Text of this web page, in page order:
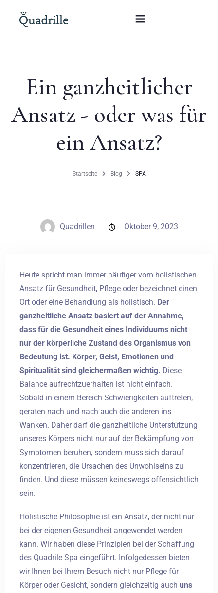
Hotel für Erwachsene
Zimmer
Pakete
PL
Ein ganzheitlicher
Ansatz - oder was für
ein Ansatz?
Startseite Blog SPA
Quadrillen Oktober 9, 2023
Heute spricht man immer häufiger vom holistischen
Ansatz für Gesundheit, Pflege oder bezeichnet einen
Ort oder eine Behandlung als holistisch. Der
ganzheitliche Ansatz basiert auf der Annahme,
dass für die Gesundheit eines Individuums nicht
nur der körperliche Zustand des Organismus von
Bedeutung ist. Körper, Geist, Emotionen und
Spiritualität sind gleichermaßen wichtig. Diese
Balance aufrechtzuerhalten ist nicht einfach.
Sobald in einem Bereich Schwierigkeiten auftreten,
geraten nach und nach auch die anderen ins
Wanken. Daher darf die ganzheitliche Unterstützung
unseres Körpers nicht nur auf der Bekämpfung von
Symptomen beruhen, sondern muss sich darauf
konzentrieren, die Ursachen des Unwohlseins zu
finden. Und diese müssen keineswegs offensichtlich
sein.
Holistische Philosophie ist ein Ansatz, der nicht nur
bei der eigenen Gesundheit angewendet werden
kann. Wir haben diese Prinzipien bei der Schaffung
des Quadrile Spa eingeführt. Infolgedessen bieten
wir Ihnen bei Ihrem Besuch nicht nur Pflege für
Körper oder Gesicht, sondern gleichzeitig auch uns